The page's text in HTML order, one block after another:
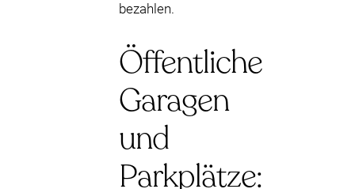
bezahlen.
Öffentliche
Garagen
und
Parkplätze: